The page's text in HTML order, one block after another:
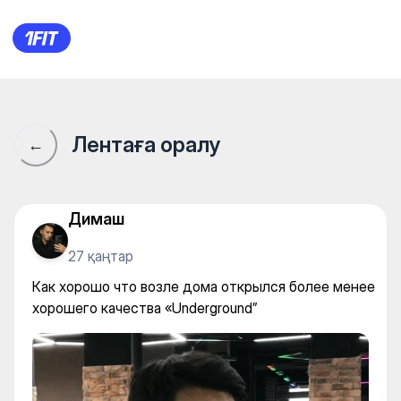
Как хорошо что возле дома
← Лентаға оралу
Димаш
27 қаңтар
Как хорошо что возле дома открылся более менее
хорошего качества «Underground”